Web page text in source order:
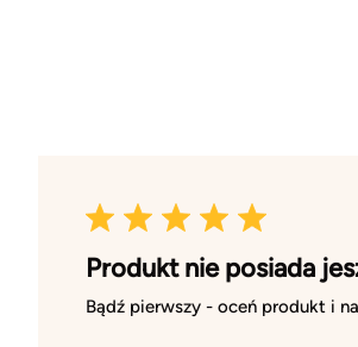
Produkt nie posiada
Bądź pierwszy - oceń produkt i